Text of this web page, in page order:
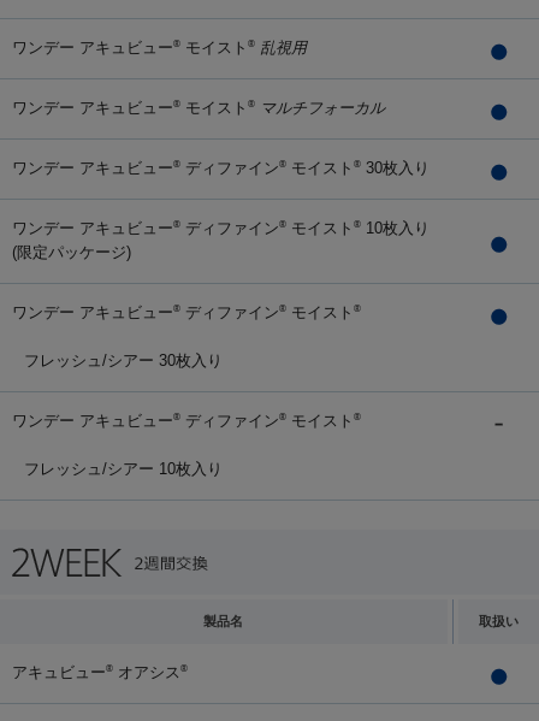
ワンデー アキュビュー® モイスト ® 乱視用
ワンデー アキュビュー® モイスト ® マルチフォーカル
ワンデー アキュビュー® ディファイン® モイスト ® 30枚入り
ワンデー アキュビュー® ディファイン® モイスト ® 10枚入り
(限定パッケージ)
ワンデー アキュビュー® ディファイン® モイスト ®
フレッシュ/シアー 30枚入り
ワンデー アキュビュー® ディファイン® モイスト ®
フレッシュ/シアー 10枚入り
製品名 取扱い
アキュビュー® オアシス ®